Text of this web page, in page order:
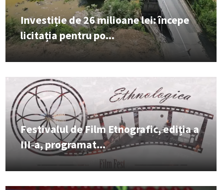
Investiție de 26 milioane lei: începe
licitația pentru po...
Festivalul de Film Etnografic, ediția a
III‑a, programat...